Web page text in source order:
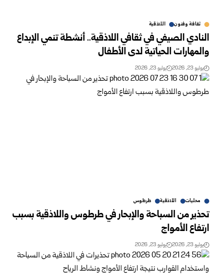
ثقافة وفنون اللاذقية
النادي الصيفي في ثقافي اللاذقية.. أنشطة تنمي الإبداع
والمهارات الحياتية لدى الأطفال
يوليو 23, 2026 يوليو 23, 2026
محليات اللاذقية طرطوس
تحذير من السباحة والإبحار في طرطوس واللاذقية بسبب
ارتفاع الأمواج
يوليو 23, 2026 يوليو 23, 2026